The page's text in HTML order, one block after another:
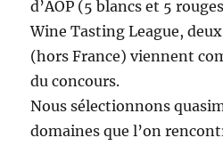
d’AOP (5 blancs et 5
Wine Tasting League,
(hors France) viennent
du concours.
Nous sélectionnons
domaines que l’on